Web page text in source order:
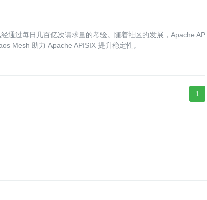
通过每日几百亿次请求量的考验。随着社区的发展，Apache AP
Mesh 助力 Apache APISIX 提升稳定性。
1